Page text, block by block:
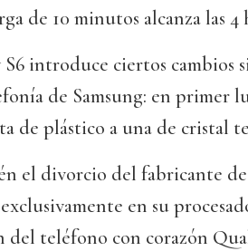
de 10 minutos alcanza las 4
S6 introduce ciertos cambios
de Samsung: en primer
de plástico a una de cristal
el divorcio del fabricante
en su
del teléfono con corazón